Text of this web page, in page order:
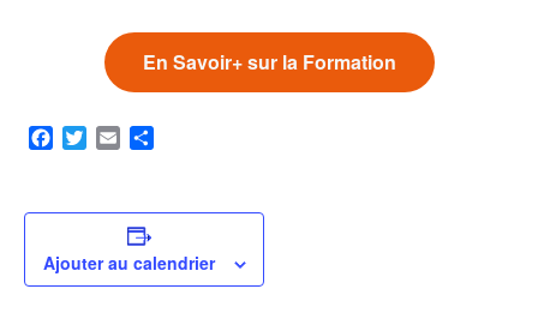
En Savoir+ sur la Formation
Facebook
TwitterEmail
Ajouter au calendrier